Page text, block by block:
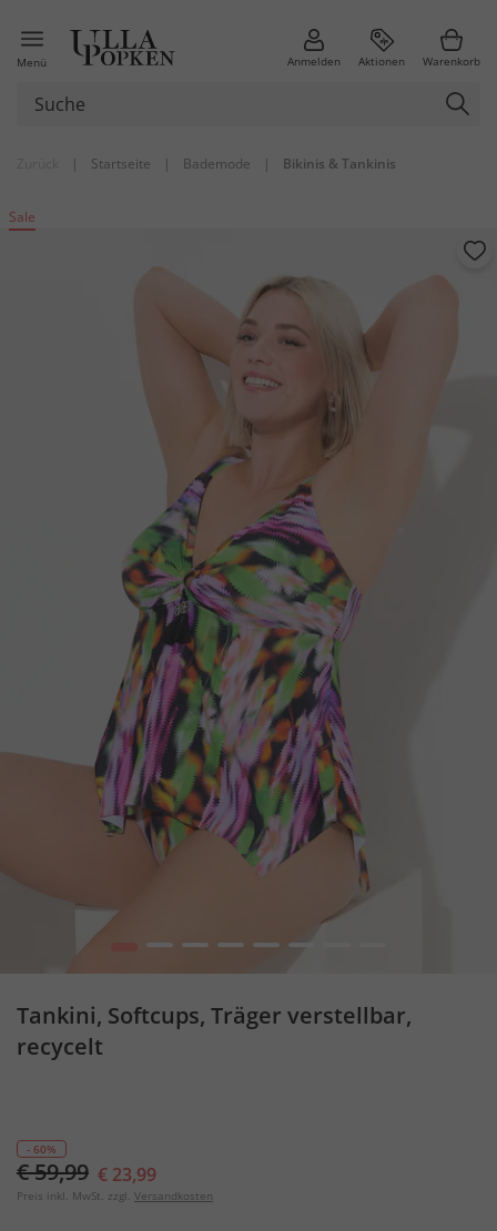
Menü Anmelden Aktionen Warenkorb
| Startseite | Bademode | Bikinis & Tankinis
Sale
2 3 4 5 6
Tankini, Softcups, Träger verstellbar,
recycelt
- 60%
€ 59,99 € 23,99
Preis inkl. MwSt. zzgl. Versandkosten